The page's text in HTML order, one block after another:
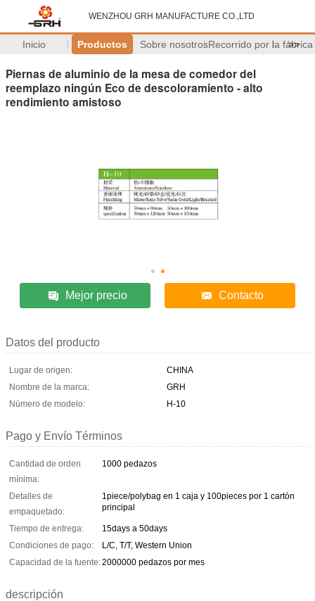
WENZHOU GRH MANUFACTURE CO.,LTD
Inicio Productos Sobre nosotrosRecorrido por la fábrica
>>
Piernas de aluminio de la mesa de comedor del
reemplazo ningún Eco de descoloramiento - alto
rendimiento amistoso
Mejor precio Contacto
Datos del producto
Lugar de origen:
CHINA
Nombre de la marca:
GRH
Número de modelo:
H-10
Pago y Envío Términos
Cantidad de orden
mínima:
1000 pedazos
Detalles de
empaquetado:
1piece/polybag en 1 caja y 100pieces por 1 cartón
principal
Tiempo de entrega:
15days a 50days
Condiciones de pago:
L/C, T/T, Western Union
Capacidad de la fuente:2000000 pedazos por mes
descripción